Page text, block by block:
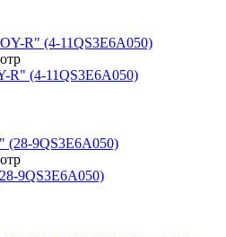
R" (4-11QS3E6A050)
9QS3E6A050)